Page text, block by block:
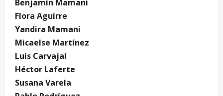
Benjamín Mamani
Flora Aguirre
Yandira Mamani
Micaelse Martínez
Luis Carvajal
Héctor Laferte
Susana Varela